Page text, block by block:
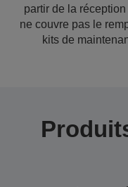
partir de la
ne couvre pas le
kits de